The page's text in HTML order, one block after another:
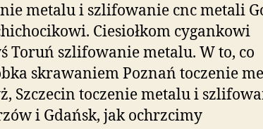
metalu i szlifowanie cnc metali
Ciesiołkom cygankowi
Toruń szlifowanie metalu. W to, co
skrawaniem Poznań toczenie
Szczecin toczenie metalu i
i Gdańsk, jak ochrzcimy